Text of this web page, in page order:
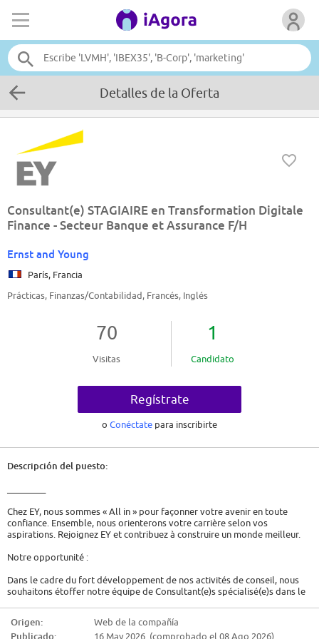
Detalles de la Oferta
Consultant(e) STAGIAIRE en Transformation Digitale
Finance - Secteur Banque et Assurance F/H
Ernst and Young
París, Francia
Prácticas, Finanzas/Contabilidad, Francés, Inglés
70
Visitas
1
Candidato
Regístrate
o Conéctate para inscribirte
Descripción del puesto:
Chez EY, nous sommes « All in » pour façonner votre avenir en toute
confiance. Ensemble, nous orienterons votre carrière selon vos
aspirations. Rejoignez EY et contribuez à construire un monde meilleur.
Notre opportunité :
Dans le cadre du fort développement de nos activités de conseil, nous
souhaitons étoffer notre équipe de Consultant(e)s spécialisé(e)s dans le
de projets réglementaires au travers des nouvelles technologies du
Origen:
Web de la compañía
Publicado:
16 May 2026 (comprobado el 08 Ago 2026)